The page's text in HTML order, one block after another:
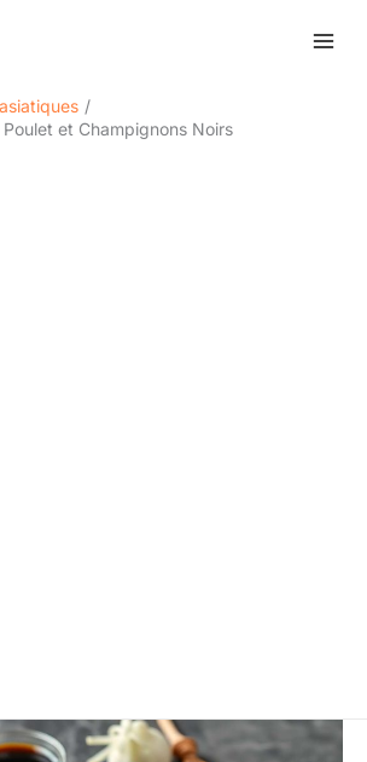
et Champignons Noirs